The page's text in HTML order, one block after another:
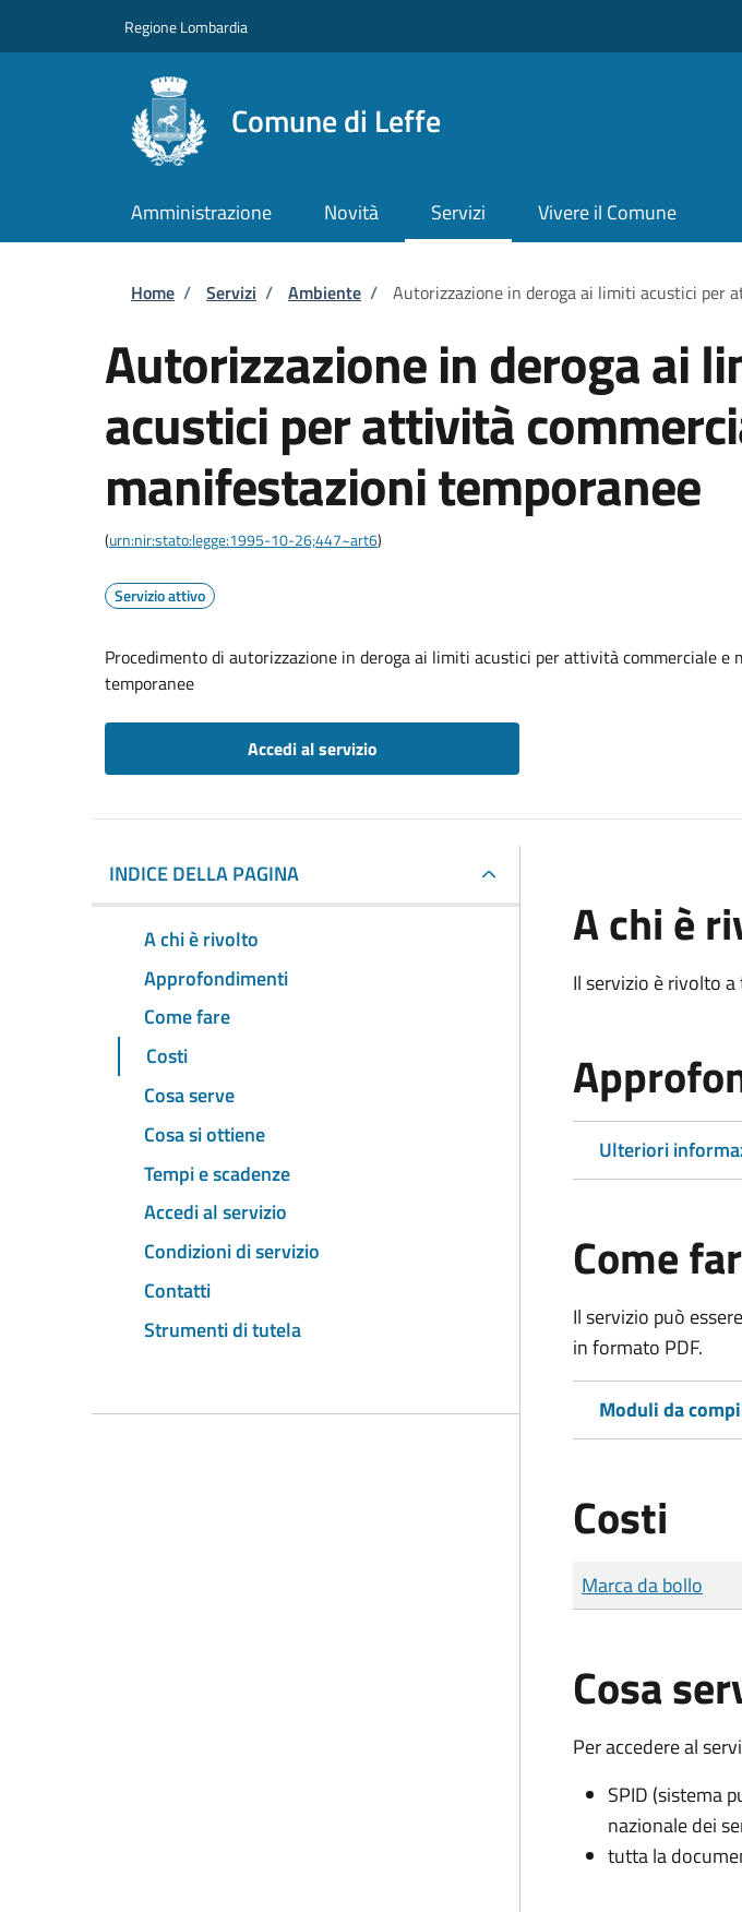
Regione Lombardia
Comune di Leffe
Amministrazione Novità Servizi Vivere il Comune
Briciole di pane
Home / Servizi / Ambiente / Autorizzazione in deroga ai limiti acustici per
Autorizzazione in deroga ai
acustici per attività
manifestazioni temporanee
(urn:nir:stato:legge:1995-10-26;447~art6)
Servizio attivo
Procedimento di autorizzazione in deroga ai limiti acustici per attività commerciale e
temporanee
Accedi al servizio
INDICE DELLA PAGINA
A chi è rivolto
Approfondimenti
Come fare
Costi
Cosa serve
Cosa si ottiene
Tempi e scadenze
Accedi al servizio
Condizioni di servizio
Contatti
Strumenti di tutela
A chi è
Il servizio è rivolto
Ulteriori
Come
Il servizio può
in formato PDF.
Moduli da
Costi
Tipo di pagamento
Importo
Marca da bollo
Cosa
Per accedere al
SPID (sistema
nazionale dei
tutta la